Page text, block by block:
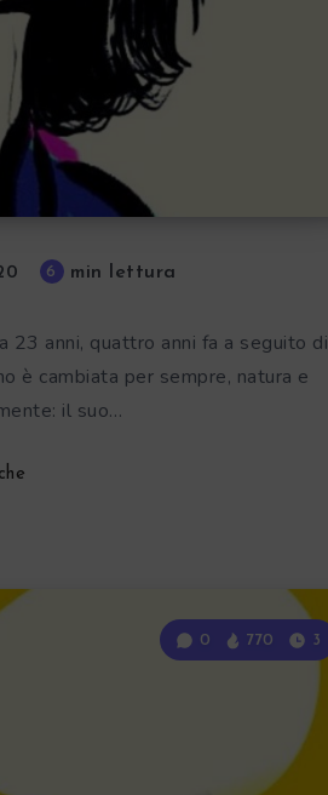
6 min lettura
23 anni, quattro anni fa a seguito di
è cambiata per sempre, natura e
il suo…
0 770 3